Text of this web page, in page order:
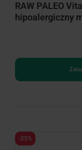
RAW PALEO
hipoalergiczny
-25%